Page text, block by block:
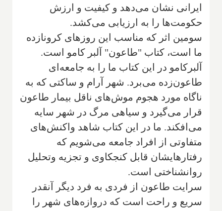
ایرانی نشان می‌دهد و کیفیت و ارزش
حکومت‌ها را به ارزیابی می‌کشد.
سومین اثر که مناسب این روزهای کرونا‌زده
ما است، کتاب "طاعون" آلبر کامو است.
آلبرکامو در این کتاب ما را به جامعه‌ای
طاعون‌زده می‌برد. شهر آرام و ساکتی که به
ناگاه مورد هجوم موش‌های ناقل بیمار طاعون
قرار می‌گیرد و سیاهی مرگ در شهر سایه
می‌افکند. ما در این کتاب شاهد واکنش‌های
متفاوتی از افراد جامعه می‌شویم که
رفتارهایشان قابل کنجکاوی و تجزیه وتحلیل
روانشناختی است.
سرایت طاعون از فردی به فرد دیگر آنقدر
سریع و راحت است که دروازه‌های شهر را